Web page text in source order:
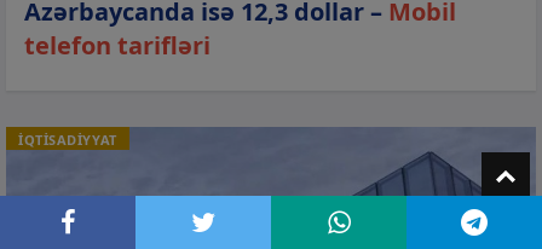
Azərbaycanda isə 12,3 dollar – Mobil
telefon tarifləri
İQTİSADİYYAT